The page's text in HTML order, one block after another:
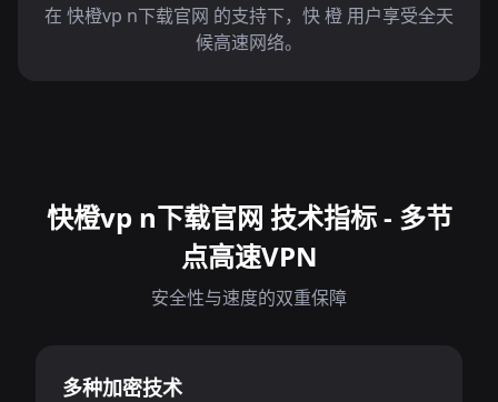
在 快橙vp n下载官网 的支持下，快 橙 用户享受全天
候高速网络。
快橙vp n下载官网 技术指标 - 多节
点高速VPN
安全性与速度的双重保障
多种加密技术